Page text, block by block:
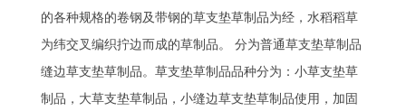
的各种规格的卷钢及带钢的草支垫草制品为经，水稻稻草
为纬交叉编织拧边而成的草制品。 分为普通草支垫草制品
缝边草支垫草制品。草支垫草制品品种分为：小草支垫草
制品，大草支垫草制品，小缝边草支垫草制品使用，加固